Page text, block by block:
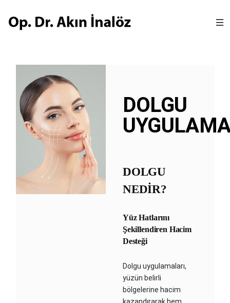
DOLGU
DOLGU
NEDİR?
Yüz Hatlarını
Şekillendiren Hacim
Desteği
Dolgu uygulamaları,
yüzün belirli
bölgelerine hacim